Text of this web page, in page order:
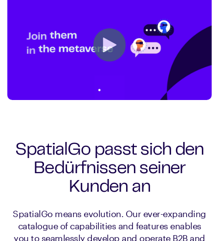
SpatialGo passt sich den
Bedürfnissen seiner
Kunden an
SpatialGo means evolution. Our ever-expanding
catalogue of capabilities and features enables
you to seamlessly develop and operate B2B and